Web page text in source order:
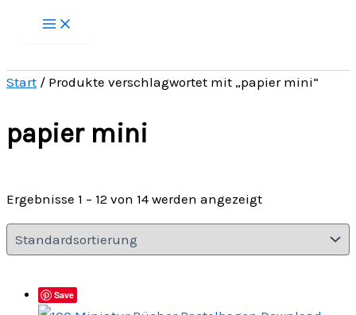
Start / Produkte verschlagwortet mit „papier mini“
papier mini
Ergebnisse 1 – 12 von 14 werden angezeigt
Save